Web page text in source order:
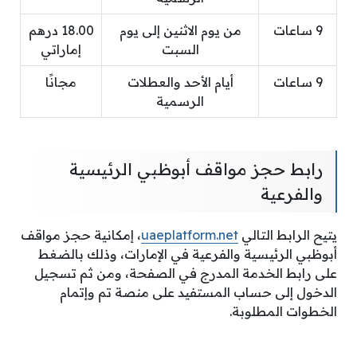
9 ساعات
من يوم الاثنين إلى يوم
السبت
18.00 درهم
إماراتي
9 ساعات
أيام الأحد والعطلات
الرسمية
مجانًا
رابط حجز مواقف أبوظبي الرئيسية
والفرعية
يتيح الرابط التالي uaeplatform.net، إمكانية حجز مواقف
أبوظبي الرئيسية والفرعية في الإمارات، وذلك بالضغط
على رابط الخدمة المدرج في الصفحة، ومن ثم تسجيل
الدخول إلى حساب المستفيد على منصة تم وإتمام
الخطوات المطلوبة.